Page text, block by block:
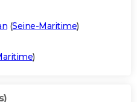
(Seine-Maritime)
)